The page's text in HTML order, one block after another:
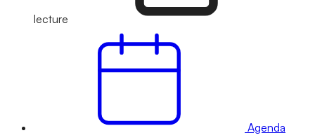
lecture
Agenda